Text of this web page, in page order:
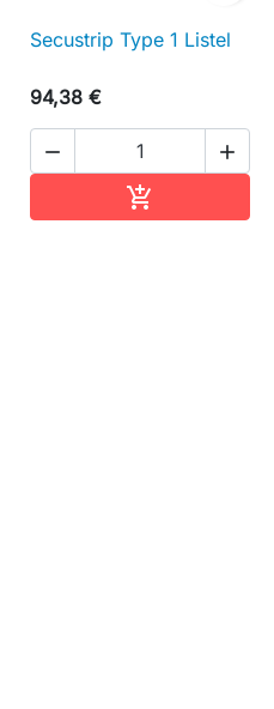
Secustrip Type 1 Listel
94,38 €
 
